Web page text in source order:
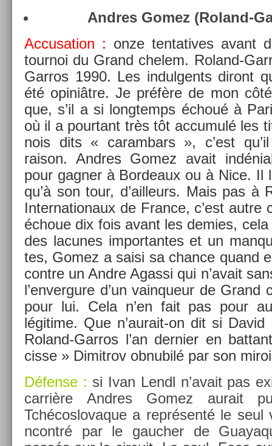
An­dres Gomez (Roland-
Ac­cusa­tion : onze ten­tatives avant
tour­noi du Grand chelem. Roland-
Garros 1990. Les in­dul­gents di­ront
été opiniâtre. Je préfère de mon
que, s’il a si longtemps échoué à
où il a pour­tant très tôt ac­cumulé les
nois dits « caram­bars », c’est
raison. An­dres Gomez avait
pour gagn­er à Bor­deaux ou à Nice. Il
qu’à son tour, d’ail­leurs. Mais pas à
In­ter­nationaux de Fran­ce, c’est autre
échoue dix fois avant les de­m­ies,
des lacunes im­por­tantes et un
tes, Gomez a saisi sa chan­ce quand
con­tre un Andre Agas­si qui n’avait
l’en­vergure d’un vain­queur de Grand
pour lui. Cela n’en fait pas pour
légitime. Que n’aurait-on dit si
Roland-Garros l’an de­rni­er en
cisse » Di­mit­rov ob­nubilé par son
Défense : si Ivan Lendl n’avait pas
carrière An­dres Gomez aurait
Tchécos­lovaque a représenté le
ncontré par le gauch­er de